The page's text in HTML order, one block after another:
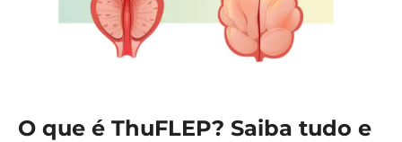
O que é ThuFLEP? Saiba tudo e